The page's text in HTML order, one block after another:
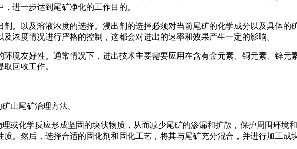
进一步达到尾矿净化的工作目的。
。以及溶液浓度的选择。浸出剂的选择必须对当前尾矿的化学成分以及具体的
浓度情况进行严格的控制，这都会对进出的速率和效果产生一定的影响。
境友好性。通常情况下，进出技术主要需要应用在含有金元素、铜元素、锌元
回收工作。
山尾矿治理方法。
或化学反应形成坚固的块状物质，从而减少尾矿的渗漏和扩散，保护周围环境
。然后，选择合适的固化剂和固化工艺，将其与尾矿充分混合，并进行加工成